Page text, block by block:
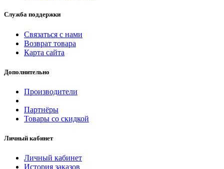
Служба поддержки
Связаться с нами
Возврат товара
Карта сайта
Дополнительно
Производители
Партнёры
Товары со скидкой
Личный кабинет
Личный кабинет
История заказов